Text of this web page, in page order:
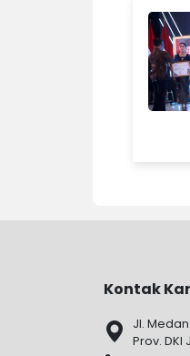
Kontak
Jl.
Prov.